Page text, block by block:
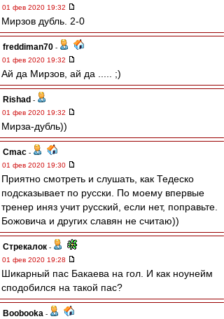
01 фев 2020 19:32
Мирзов дубль. 2-0
freddiman70 -
01 фев 2020 19:32
Ай да Мирзов, ай да ..... ;)
Rishad -
01 фев 2020 19:32
Мирза-дубль))
Cmac -
01 фев 2020 19:30
Приятно смотреть и слушать, как Тедеско
подсказывает по русски. По моему впервые
тренер иняз учит русский, если нет, поправьте.
Божовича и других славян не считаю))
Стрекалок -
01 фев 2020 19:28
Шикарный пас Бакаева на гол. И как ноунейм
сподобился на такой пас?
Boobooka -